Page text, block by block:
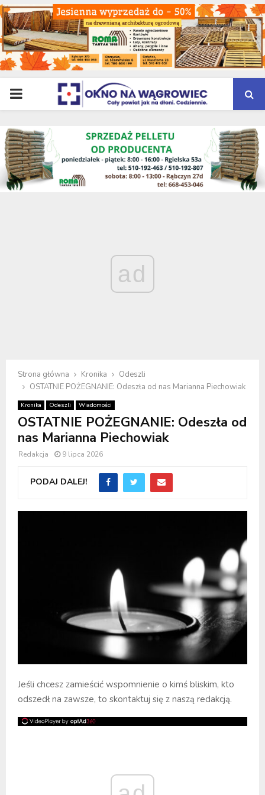
PRIMARY
MENU
ad
Strona główna Kronika
Odeszli
OSTATNIE POŻEGNANIE: Odeszła od nas Marianna Piechowiak
Kronika Odeszli Wiadomości
OSTATNIE POŻEGNANIE: Odeszła od
nas Marianna Piechowiak
Redakcja 9 lipca 2026
PODAJ DALEJ!
Jeśli chcesz zamieścić wspomnienie o kimś bliskim, kto
odszedł na zawsze, to skontaktuj się z naszą redakcją.